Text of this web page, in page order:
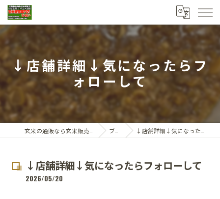
↓店舗詳細↓気になったらフ
ォローして
ブログ ↓店舗詳細↓気になったらフォローして
↓店舗詳細↓気になったらフォローして
2026/05/20